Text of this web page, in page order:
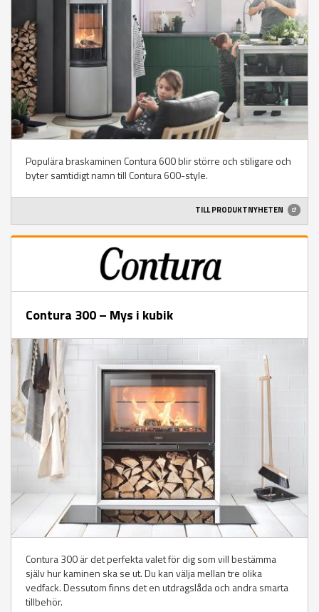
Populära braskaminen Contura 600 blir större och stiligare och
byter samtidigt namn till Contura 600-style.
TILL PRODUKTNYHETEN
Contura 300 – Mys i kubik
Contura 300 är det perfekta valet för dig som vill bestämma
själv hur kaminen ska se ut. Du kan välja mellan tre olika
vedfack. Dessutom finns det en utdragslåda och andra smarta
tillbehör.